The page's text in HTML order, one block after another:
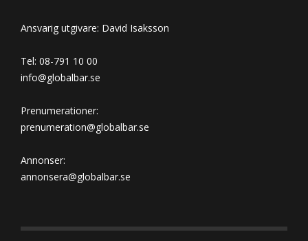
Ansvarig utgivare: David Isaksson
Tel: 08-791 10 00
info@globalbar.se
Prenumerationer:
prenumeration@globalbar.se
Annonser:
annonsera@globalbar.se